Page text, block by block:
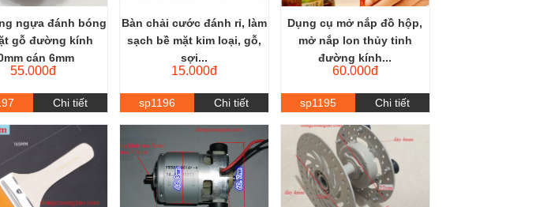
ngựa đánh bóng
gỗ đường kính
cán 6mm
55.000đ
Chi tiết
Bàn chải cước đánh rỉ, làm
sạch bề mặt kim loại, gỗ,
sợi...
15.000đ
sp1196 Chi tiết
Dụng cụ mở nắp đồ hộp,
mở nắp lon thủy tinh
đường kính...
60.000đ
sp1195 Chi tiết